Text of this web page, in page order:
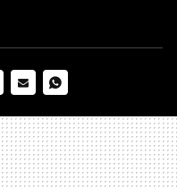
MAIL